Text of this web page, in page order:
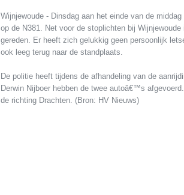
Wijnjewoude - Dinsdag aan het einde van de
op de N381. Net voor de stoplichten bij
gereden. Er heeft zich gelukkig geen persoonlijk
ook leeg terug naar de standplaats.
De politie heeft tijdens de afhandeling van de
Derwin Nijboer hebben de twee autoâ€™s
de richting Drachten. (Bron: HV Nieuws)